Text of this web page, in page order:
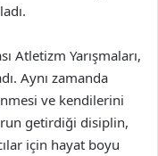
Atletizm Yarışmaları,
Aynı zamanda
ve kendilerini
getirdiği disiplin,
için hayat boyu